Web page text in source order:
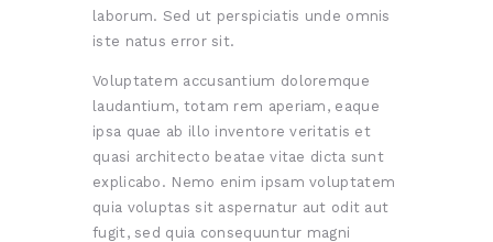
laborum. Sed ut perspiciatis unde omnis
iste natus error sit.
Voluptatem accusantium doloremque
laudantium, totam rem aperiam, eaque
ipsa quae ab illo inventore veritatis et
quasi architecto beatae vitae dicta sunt
explicabo. Nemo enim ipsam voluptatem
quia voluptas sit aspernatur aut odit aut
fugit, sed quia consequuntur magni